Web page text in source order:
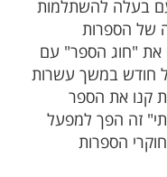
1959 נסעה עם בעלה להשתלמות
של הספרות
הקימה שם את "חוג הספר" עם
חודש במשך עשרות
קנו את הספר
זה הפך למפעל
הספרות